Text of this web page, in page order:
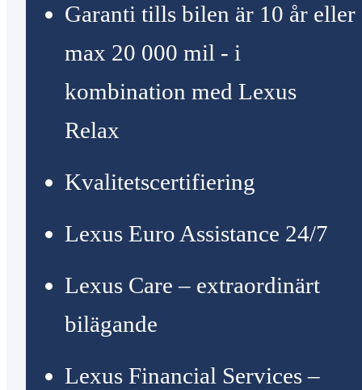
Garanti tills bilen är 10 år eller
max 20 000 mil - i
kombination med Lexus
Relax
Kvalitetscertifiering
Lexus Euro Assistance 24/7
Lexus Care – extraordinärt
bilägande
Lexus Financial Services –